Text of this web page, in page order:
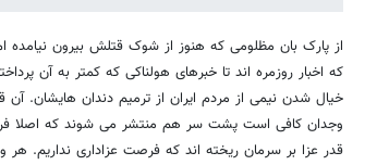
از پارک بان مظلومی که هنوز از شوک قتلش بیرون نیامده
که اخبار روزمره اند تا خبرهای هولناکی که کمتر به آن
خیال شدن نیمی از مردم ایران از ترمیم دندان هایشان.
وجدان کافی است پشت سر هم منتشر می شوند که اصلا
قدر عزا بر سرمان ریخته اند که فرصت عزاداری نداریم.